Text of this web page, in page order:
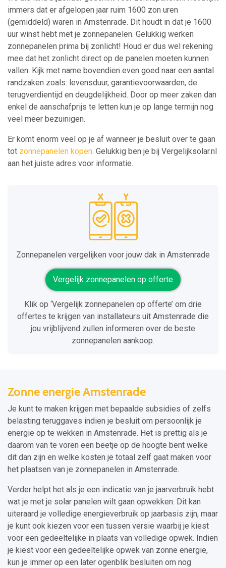
immers dat er afgelopen jaar ruim 1600 zon uren
(gemiddeld) waren in Amstenrade. Dit houdt in dat je 1600
uur winst hebt met je zonnepanelen. Gelukkig werken
zonnepanelen prima bij zonlicht! Houd er dus wel rekening
mee dat het zonlicht direct op de panelen moeten kunnen
vallen. Kijk met name bovendien even goed naar een aantal
randzaken zoals: levensduur, garantievoorwaarden, de
terugverdientijd en deugdelijkheid. Door op meer zaken dan
enkel de aanschafprijs te letten kun je op lange termijn nog
veel meer bezuinigen.
Er komt enorm veel op je af wanneer je besluit over te gaan
tot zonnepanelen kopen. Gelukkig ben je bij Vergelijksolar.nl
aan het juiste adres voor informatie.
Zonnepanelen vergelijken voor jouw dak in Amstenrade
Vergelijk zonnepanelen op offerte
Klik op ‘Vergelijk zonnepanelen op offerte’ om drie
offertes te krijgen van installateurs uit Amstenrade die
jou vrijblijvend zullen informeren over de beste
zonnepanelen aankoop.
Zonne energie Amstenrade
Je kunt te maken krijgen met bepaalde subsidies of zelfs
belasting teruggaves indien je besluit om persoonlijk je
energie op te wekken in Amstenrade. Het is prettig als je
daarom van te voren een beetje op de hoogte bent welke
dit dan zijn en welke kosten je totaal zelf gaat maken voor
het plaatsen van je zonnepanelen in Amstenrade.
Verder helpt het als je een indicatie van je jaarverbruik hebt
wat je met je solar panelen wilt gaan opwekken. Dit kan
uiteraard je volledige energieverbruik op jaarbasis zijn, maar
je kunt ook kiezen voor een tussen versie waarbij je kiest
voor een gedeeltelijke in plaats van volledige opwek. Indien
je kiest voor een gedeeltelijke opwek van zonne energie,
kun je immer op een later ogenblik besluiten om nog